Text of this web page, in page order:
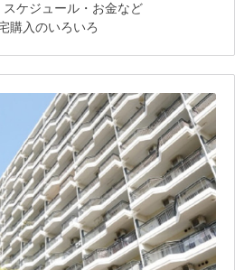
スケジュール・お金など
購入のいろいろ